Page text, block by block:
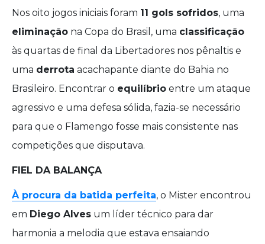
Nos oito jogos iniciais foram 11 gols sofridos, uma
eliminação na Copa do Brasil, uma classificação
às quartas de final da Libertadores nos pênaltis e
uma derrota acachapante diante do Bahia no
Brasileiro. Encontrar o equilíbrio entre um ataque
agressivo e uma defesa sólida, fazia-se necessário
para que o Flamengo fosse mais consistente nas
competições que disputava.
FIEL DA BALANÇA
À procura da batida perfeita, o Mister encontrou
em Diego Alves um líder técnico para dar
harmonia a melodia que estava ensaiando